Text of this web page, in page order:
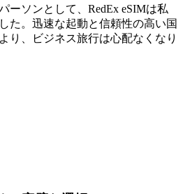
ーソンとして、RedEx eSIMは私
た。迅速な起動と信頼性の高い国
り、ビジネス旅行は心配なくなり